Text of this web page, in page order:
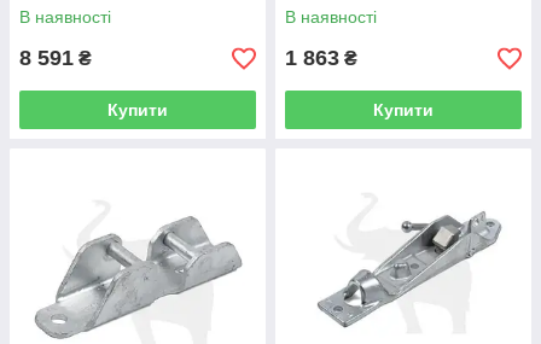
В наявності
8 591 ₴
Купити
В наявності
1 863 ₴
Купити